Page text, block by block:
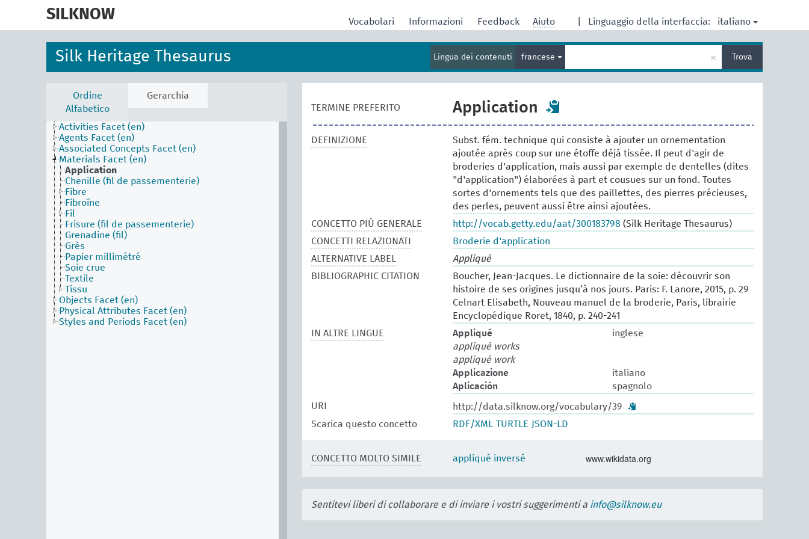
SILKNOW Linguaggio della interfaccia: italiano
Vocabolari Informazioni Feedback Aiuto
Silk Heritage Thesaurus Lingua dei contenuti francese
termine
per
× Trova
Ordine
Alfabetico
Gerarchia
Activities Facet (en)
Agents Facet (en)
Associated Concepts Facet (en)
Materials Facet (en)
Application
Chenille (fil de passementerie)
Fibre
Fibroïne
Fil
Frisure (fil de passementerie)
Grenadine (fil)
Grès
Papier millimétré
Soie crue
Textile
Tissu
Objects Facet (en)
Physical Attributes Facet (en)
Styles and Periods Facet (en)
TERMINE PREFERITO Application
DEFINIZIONE
Subst. fém. technique qui consiste à ajouter un ornementation
ajoutée après coup sur une étoffe déjà tissée. Il peut d'agir de
broderies d'application, mais aussi par exemple de dentelles (dites
"d'application") élaborées à part et cousues sur un fond. Toutes
sortes d'ornements tels que des paillettes, des pierres précieuses,
des perles, peuvent aussi être ainsi ajoutées.
CONCETTO PIÙ GENERALE
http://vocab.getty.edu/aat/300183798 (Silk Heritage Thesaurus)
CONCETTI RELAZIONATI
Broderie d'application
ALTERNATIVE LABEL
Appliqué
BIBLIOGRAPHIC CITATION
Boucher, Jean-Jacques. Le dictionnaire de la soie: découvrir son
histoire de ses origines jusqu’à nos jours. Paris: F. Lanore, 2015, p. 29
Celnart Elisabeth, Nouveau manuel de la broderie, Paris, librairie
Encyclopédique Roret, 1840, p. 240-241
IN ALTRE LINGUE
Appliqué
inglese
appliqué works
appliqué work
Applicazione
italiano
Aplicación
spagnolo
URI
http://data.silknow.org/vocabulary/39
Scarica questo concetto
RDF/XML TURTLE JSON-LD
CONCETTO MOLTO SIMILE appliqué inversé www.wikidata.org
Sentitevi liberi di collaborare e di inviare i vostri suggerimenti a info@silknow.eu